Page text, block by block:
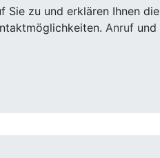
Sie zu und erklären Ihnen die
Anruf und